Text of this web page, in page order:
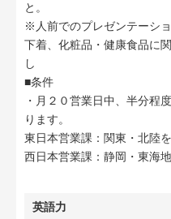
と。
※人前でのプレゼンテーシ
下着、化粧品・健康食品に
し
■条件
・月２０営業日中、半分程
ります。
東日本営業課：関東・北陸
西日本営業課：静岡・東海
英語力